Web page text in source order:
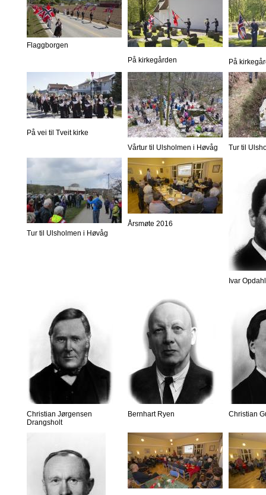
Flaggborgen
På kirkegården
På
På vei til Tveit kirke
Vårtur til Ulsholmen i Høvåg
Tur til
Tur til Ulsholmen i Høvåg
Årsmøte 2016
Ivar Opdahl
Christian Jørgensen
Drangsholt
Bernhart Ryen Christian